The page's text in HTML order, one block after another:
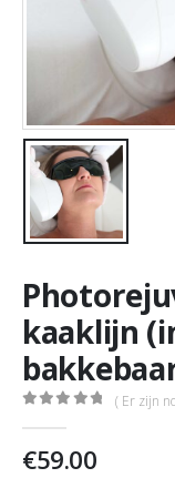
kaaklijn
( Er zijn
€59.00